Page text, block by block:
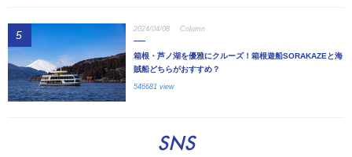
5 2024/04/08 Column
箱根・芦ノ湖を優雅にクルーズ！箱根遊船SORAKAZEと海
賊船どちらがおすすめ？
546681 view
SNS